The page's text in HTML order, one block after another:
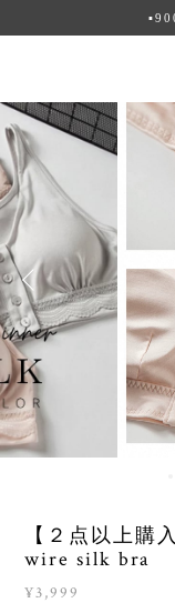
【２点以上購
wire silk bra
¥3,999